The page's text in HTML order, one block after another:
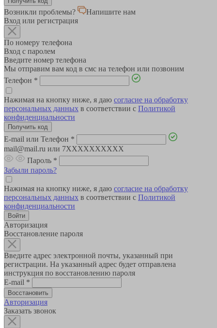
Возникли проблемы?
Напишите нам
Вход или регистрация
По номеру телефона
Вход с паролем
Введите номер телефона
Мы отправим вам код в смс на телефон или позвоним
Телефон *
Нажимая на кнопку ниже, я даю согласие на обработку
персональных данных в соответствии с Политикой
конфиденциальности
E-mail или Телефон *
mail@mail.ru или 7XXXXXXXXXX
Пароль *
Забыли пароль?
Нажимая на кнопку ниже, я даю согласие на обработку
персональных данных в соответствии с Политикой
конфиденциальности
Авторизация
Восстановление пароля
Введите адрес электронной почты, указанный при
регистрации. На указанный адрес будет отправлена
инструкция по восстановлению пароля
E-mail *
Авторизация
Заказать звонок